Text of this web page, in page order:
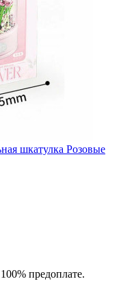
шкатулка Розовые
предоплате.